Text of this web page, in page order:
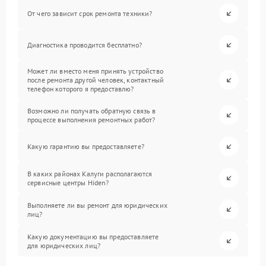
От чего зависит срок ремонта техники?
Диагностика проводится бесплатно?
Может ли вместо меня принять устройство
после ремонта другой человек, контактный
телефон которого я предоставлю?
Возможно ли получать обратную связь в
процессе выполнения ремонтных работ?
Какую гарантию вы предоставляете?
В каких районах Калуги располагаются
сервисные центры Hiden?
Выполняете ли вы ремонт для юридических
лиц?
Какую документацию вы предоставляете
для юридических лиц?